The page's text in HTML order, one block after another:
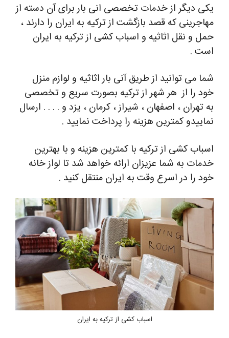
دیگر از خدمات تخصصی انی بار برای آن دسته از
که قصد بازگشت از ترکیه به ایران را دارند ،
و نقل اثاثیه و اسباب کشی از ترکیه به ایران
.
می توانید از طریق آنی بار اثاثیه و لوازم منزل
را از هر شهر از ترکیه بصورت سریع و تخصصی
تهران ، اصفهان ، شیراز ، کرمان ، یزد و . . . . ارسال
کمترین هزینه را پرداخت نمایید .
کشی از ترکیه با کمترین هزینه و با بهترین
به شما عزیزان ارائه خواهد شد تا لواز خانه
را در اسرع وقت به ایران منتقل کنید .
اسباب کشی از ترکیه به ایران